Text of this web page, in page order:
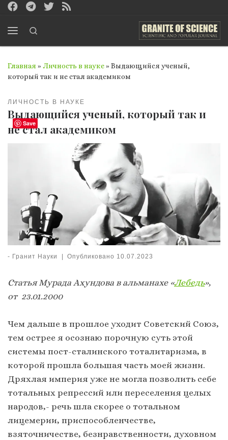
Перейти к содержимому
Главная » Личность в науке» Выдающийcя ученый,
который так и не стал академиком
ЛИЧНОСТЬ В НАУКЕ
Выдающийcя ученый, который так и
не стал академиком
- Гранит Науки | Опубликовано 10.07.2023
Статья Мурада Ахундова в альманахе «Лебедь»,
от 23.01.2000
Чем дальше в прошлое уходит Советский Союз,
тем острее я осознаю порочную суть этой
системы пост-сталинского тоталитаризма, в
которой прошла большая часть моей жизни.
Дряхлая империя уже не могла позволить себе
тотальных репрессий или переселения целых
народов,- речь шла скорее о тотальном
лицемерии, приспособленчестве,
взяточничестве, безнравственности, духовном
Save